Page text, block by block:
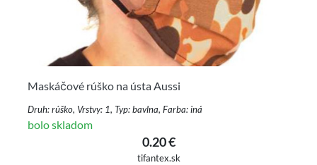
Maskáčové rúško na ústa Aussi
Druh: rúško, Vrstvy: 1, Typ: bavlna, Farba: iná
bolo skladom
0.20 €
tifantex.sk